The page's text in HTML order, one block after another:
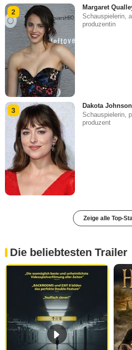
2
Margaret
Schauspielerin,
produzentin
3
Dakota Johnson
Schauspielerin,
produzent
Zeige alle Top-
Die beliebtesten Trailer